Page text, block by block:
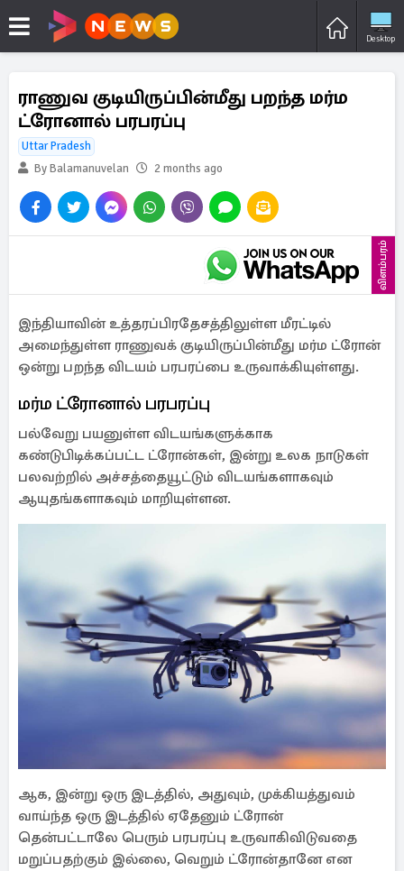
Desktop
ராணுவ குடியிருப்பின்மீது பறந்த மர்ம
ட்ரோனால் பரபரப்பு
Uttar Pradesh
By Balamanuvelan
2 months ago
விளம்பரம்
இந்தியாவின் உத்தரப்பிரதேசத்திலுள்ள மீரட்டில்
அமைந்துள்ள ராணுவக் குடியிருப்பின்மீது மர்ம ட்ரோன்
ஒன்று பறந்த விடயம் பரபரப்பை உருவாக்கியுள்ளது.
மர்ம ட்ரோனால் பரபரப்பு
பல்வேறு பயனுள்ள விடயங்களுக்காக
கண்டுபிடிக்கப்பட்ட ட்ரோன்கள், இன்று உலக நாடுகள்
பலவற்றில் அச்சத்தையூட்டும் விடயங்களாகவும்
ஆயுதங்களாகவும் மாறியுள்ளன.
ஆக, இன்று ஒரு இடத்தில், அதுவும், முக்கியத்துவம்
வாய்ந்த ஒரு இடத்தில் ஏதேனும் ட்ரோன்
தென்பட்டாலே பெரும் பரபரப்பு உருவாகிவிடுவதை
மறுப்பதற்கும் இல்லை, வெறும் ட்ரோன்தானே என